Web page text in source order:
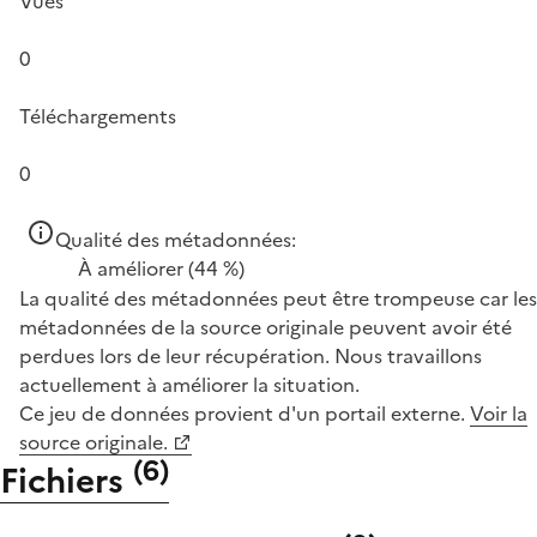
0
Téléchargements
0
Qualité des métadonnées:
À améliorer(44 %)
La qualité des métadonnées peut être trompeuse car les
métadonnées de la source originale peuvent avoir été
perdues lors de leur récupération. Nous travaillons
actuellement à améliorer la situation.
Ce jeu de données provient d'un portail externe. Voir la
source originale.
Fichiers (6)